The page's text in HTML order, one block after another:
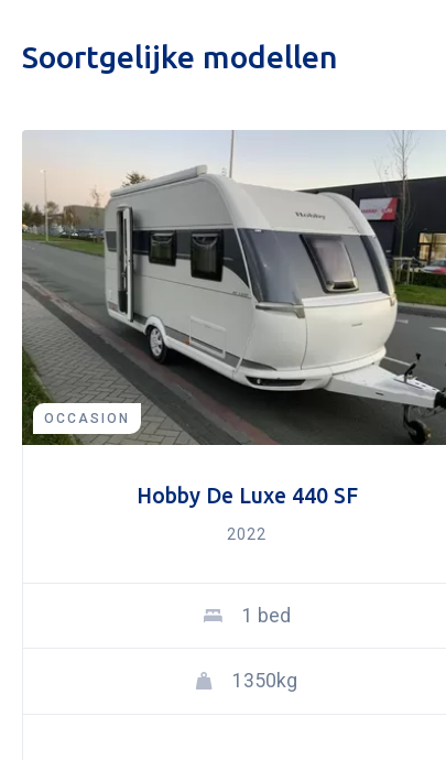
Soortgelijke modellen
OCCASION
Hobby De Luxe 440 SF
2022
1 bed
1350kg